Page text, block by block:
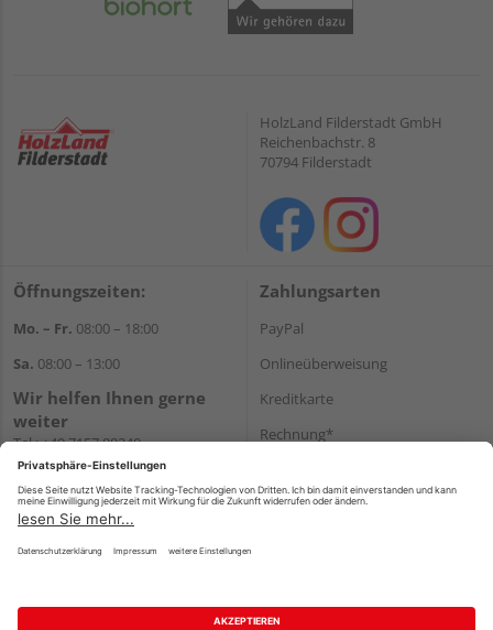
HolzLand Filderstadt GmbH
Reichenbachstr. 8
70794 Filderstadt
Öffnungszeiten:
Mo. – Fr. 08:00 – 18:00
Sa. 08:00 – 13:00
Wir helfen Ihnen gerne
weiter
Tel.:+49 7157 88240
E-Mail:shop@holzland-
filderstadt.de
Zahlungsarten
PayPal
Onlineüberweisung
Kreditkarte
Rechnung*
Versand
Impressum AGB Widerruf Datenschutz